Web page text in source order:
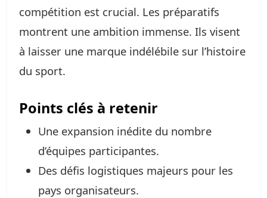
compétition est crucial. Les préparatifs
montrent une ambition immense. Ils visent
à laisser une marque indélébile sur l’histoire
du sport.
Points clés à retenir
Une expansion inédite du nombre
d’équipes participantes.
Des défis logistiques majeurs pour les
pays organisateurs.